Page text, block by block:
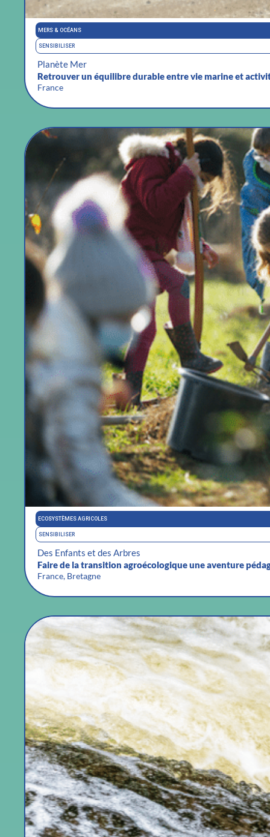
MERS & OCÉANS
SENSIBILISER
Planète Mer
Retrouver un équilibre durable entre vie marine et
France
ECOSYSTÈMES AGRICOLES
SENSIBILISER
Des Enfants et des Arbres
Faire de la transition agroécologique une aventure
France, Bretagne